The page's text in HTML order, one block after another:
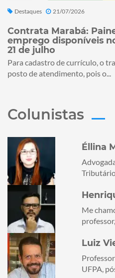
Destaques 21/07/2026
Contrata Marabá:
emprego disponíveis
21 de julho
Para cadastro de currículo, o
posto de atendimento, pois o...
Colunistas
Éllina
Me
Luiz
UFPA,